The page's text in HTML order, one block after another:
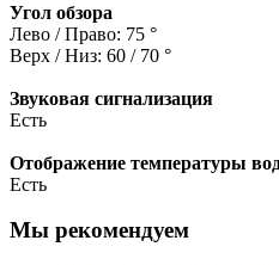
Угол обзора
Лево / Право: 75 °
Верх / Низ: 60 / 70 °
Звуковая сигнализация
Есть
Отображение температуры
Есть
Мы рекомендуем